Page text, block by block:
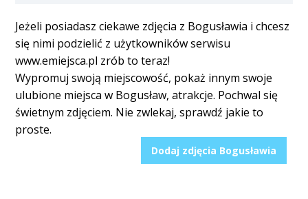
Jeżeli posiadasz ciekawe zdjęcia z Bogusławia i chcesz
się nimi podzielić z użytkowników serwisu
www.emiejsca.pl zrób to teraz!
Wypromuj swoją miejscowość, pokaż innym swoje
ulubione miejsca w Bogusław, atrakcje. Pochwal się
świetnym zdjęciem. Nie zwlekaj, sprawdź jakie to
proste.
Dodaj zdjęcia Bogusławia